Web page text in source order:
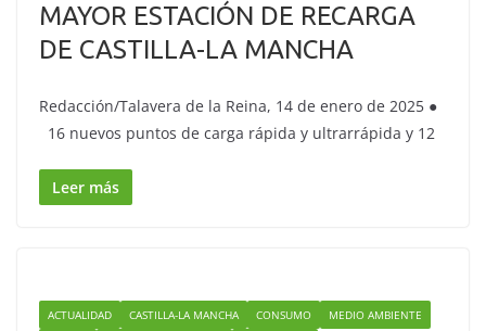
MAYOR ESTACIÓN DE RECARGA
DE CASTILLA-LA MANCHA
Redacción/Talavera de la Reina, 14 de enero de 2025 ●
16 nuevos puntos de carga rápida y ultrarrápida y 12
Leer más
ACTUALIDAD CASTILLA-LA MANCHA CONSUMO
MEDIO AMBIENTE